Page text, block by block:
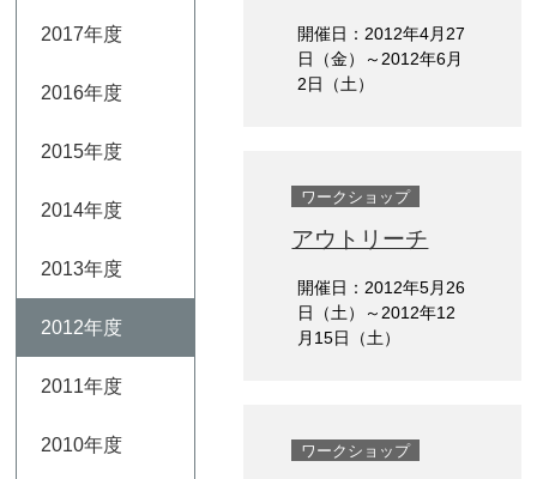
2017年度
2016年度
2015年度
2014年度
2013年度
2012年度
2011年度
2010年度
開催日：2012年4月27
日（金）～2012年6月
2日（土）
ワークショップ
アウトリーチ
開催日：2012年5月26
日（土）～2012年12
月15日（土）
ワークショップ